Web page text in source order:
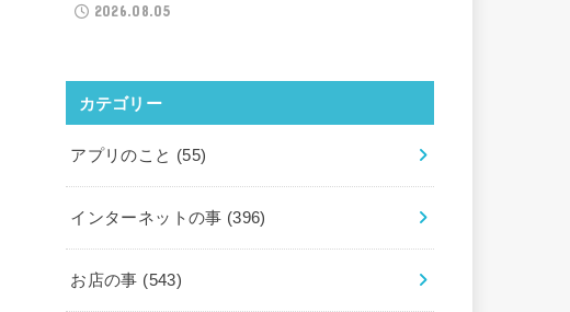
2026.08.05
カテゴリー
アプリのこと (55)
インターネットの事 (396)
お店の事 (543)